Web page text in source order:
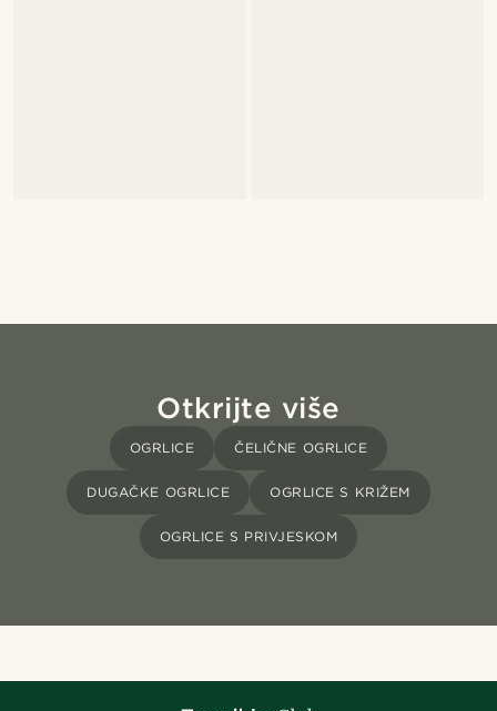
Otkrijte više
OGRLICE ČELIČNE OGRLICE
DUGAČKE OGRLICE OGRLICE S KRIŽEM
OGRLICE S PRIVJESKOM